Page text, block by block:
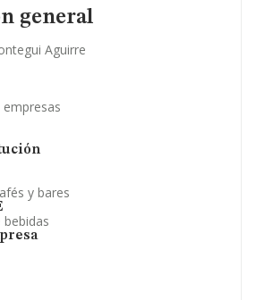
general
Aguirre
y bares
bebidas
y registral complementaria.